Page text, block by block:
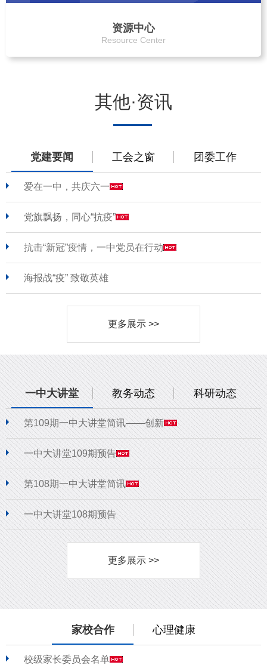
资源中心
Resource Center
其他·资讯
党建要闻 工会之窗 团委工作
爱在一中，共庆六一
党旗飘扬，同心“抗疫”
抗击“新冠”疫情，一中党员在行动
海报战“疫” 致敬英雄
更多展示 >>
一中大讲堂 教务动态 科研动态
第109期一中大讲堂简讯——创新
一中大讲堂109期预告
第108期一中大讲堂简讯
一中大讲堂108期预告
更多展示 >>
家校合作 心理健康
校级家长委员会名单